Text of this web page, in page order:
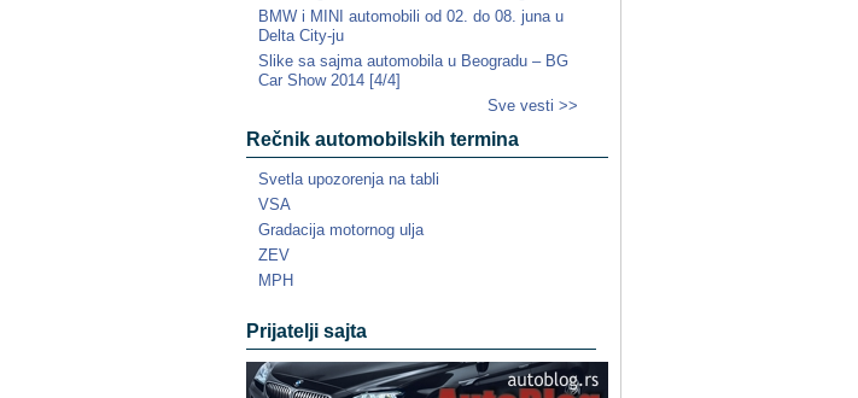
BMW i MINI automobili od 02. do 08. juna u
Delta City-ju
Slike sa sajma automobila u Beogradu – BG
Car Show 2014 [4/4]
Sve vesti >>
Rečnik automobilskih termina
Svetla upozorenja na tabli
VSA
Gradacija motornog ulja
ZEV
MPH
Prijatelji sajta